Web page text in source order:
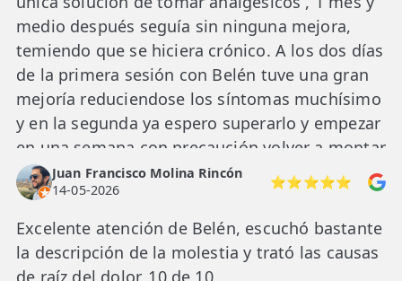
medio después seguía sin ninguna mejora,
temiendo que se hiciera crónico. A los dos días
de la primera sesión con Belén tuve una gran
mejoría reduciendose los síntomas muchísimo
y en la segunda ya espero superarlo y empezar
en una semana con precaución volver a montar
en bici. Gran profesional Belén,a la que
agradezco muchísimo su buen hacer.
Juan Francisco Molina Rincón
14-05-2026
⭐⭐⭐⭐⭐
Excelente atención de Belén, escuchó bastante
la descripción de la molestia y trató las causas
de raíz del dolor. 10 de 10